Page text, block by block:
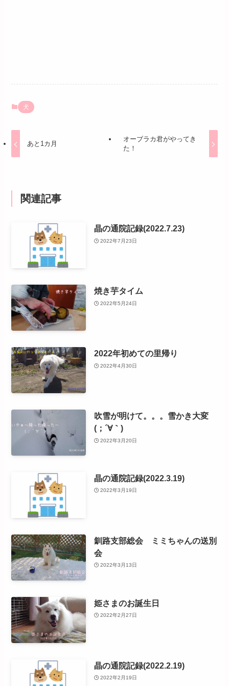
犬
あと1カ月
オーブラカ君がやってき
た！
関連記事
晶の通院記録(2022.7.23)
2022年7月23日
焼き芋タイム
2022年5月24日
2022年初めての里帰り
2022年4月30日
吹雪が明けて。。。雪かき大変
(；´∀｀)
2022年3月20日
晶の通院記録(2022.3.19)
2022年3月19日
釧路支部総会 ミミちゃんの送別
会
2022年3月13日
姫さまのお誕生日
2022年2月27日
晶の通院記録(2022.2.19)
2022年2月19日